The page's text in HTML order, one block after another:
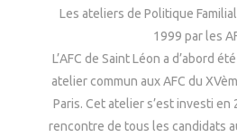
Les ateliers de Politique
1999 par les
L’AFC de Saint Léon a d’abord
atelier commun aux AFC du
Paris. Cet atelier s’est investi en
rencontre de tous les candidats